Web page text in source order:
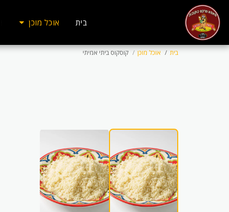
בית אוכל מוכן
בית אוכל מוכן קוסקוס ביתי אמיתי